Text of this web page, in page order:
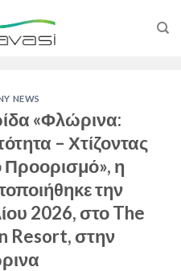
NEWS
«Φλώρινα:
– Χτίζοντας
Προορισμό», η
την
2026, στο The
Resort, στην